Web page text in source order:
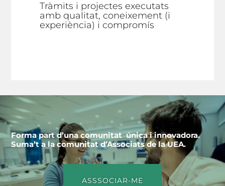
Tràmits i projectes executats
amb qualitat, coneixement (i
experiència) i compromís
Forma part d’una comunitat única i innovadora.
Suma’t a la comunitat d’Associats de la UEA.
ASSSOCIAR-ME